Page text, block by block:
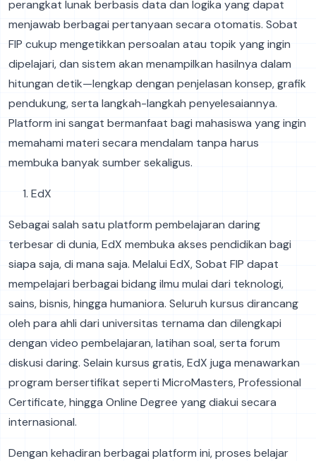
perangkat lunak berbasis data dan logika yang dapat
menjawab berbagai pertanyaan secara otomatis. Sobat
FIP cukup mengetikkan persoalan atau topik yang ingin
dipelajari, dan sistem akan menampilkan hasilnya dalam
hitungan detik—lengkap dengan penjelasan konsep, grafik
pendukung, serta langkah-langkah penyelesaiannya.
Platform ini sangat bermanfaat bagi mahasiswa yang ingin
memahami materi secara mendalam tanpa harus
membuka banyak sumber sekaligus.
EdX
Sebagai salah satu platform pembelajaran daring
terbesar di dunia, EdX membuka akses pendidikan bagi
siapa saja, di mana saja. Melalui EdX, Sobat FIP dapat
mempelajari berbagai bidang ilmu mulai dari teknologi,
sains, bisnis, hingga humaniora. Seluruh kursus dirancang
oleh para ahli dari universitas ternama dan dilengkapi
dengan video pembelajaran, latihan soal, serta forum
diskusi daring. Selain kursus gratis, EdX juga menawarkan
program bersertifikat seperti MicroMasters, Professional
Certificate, hingga Online Degree yang diakui secara
internasional.
Dengan kehadiran berbagai platform ini, proses belajar